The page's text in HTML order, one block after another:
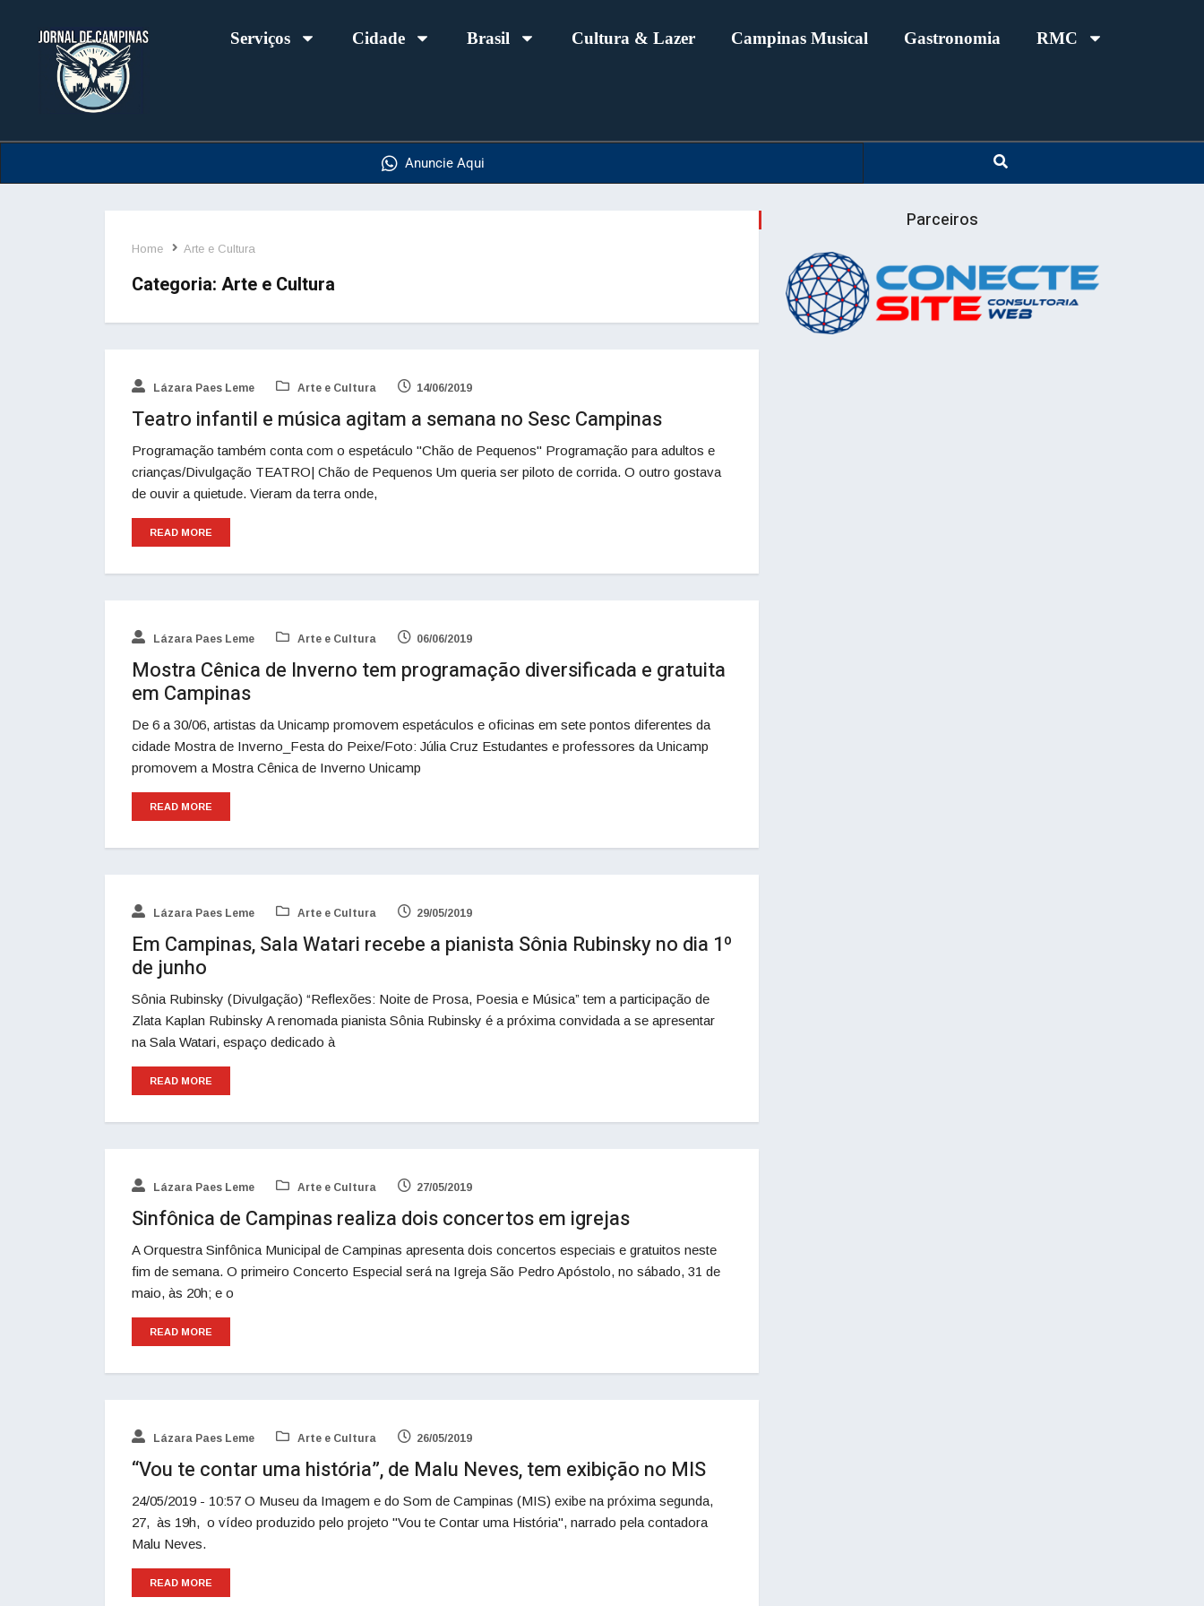
Serviços Cidade Brasil Cultura & Lazer Campinas Musical Gastronomia RMC
Anuncie Aqui
Home Arte e Cultura
Categoria: Arte e Cultura
Lázara Paes Leme Arte e Cultura 14/06/2019
Teatro infantil e música agitam a semana no Sesc Campinas
Programação também conta com o espetáculo "Chão de Pequenos" Programação para adultos e
crianças/Divulgação TEATRO| Chão de Pequenos Um queria ser piloto de corrida. O outro gostava
de ouvir a quietude. Vieram da terra onde,
READ MORE
Lázara Paes Leme Arte e Cultura 06/06/2019
Mostra Cênica de Inverno tem programação diversificada e gratuita
em Campinas
De 6 a 30/06, artistas da Unicamp promovem espetáculos e oficinas em sete pontos diferentes da
cidade Mostra de Inverno_Festa do Peixe/Foto: Júlia Cruz Estudantes e professores da Unicamp
promovem a Mostra Cênica de Inverno Unicamp
READ MORE
Lázara Paes Leme Arte e Cultura 29/05/2019
Em Campinas, Sala Watari recebe a pianista Sônia Rubinsky no dia 1º
de junho
Sônia Rubinsky (Divulgação) “Reflexões: Noite de Prosa, Poesia e Música” tem a participação de
Zlata Kaplan Rubinsky A renomada pianista Sônia Rubinsky é a próxima convidada a se apresentar
na Sala Watari, espaço dedicado à
READ MORE
Lázara Paes Leme Arte e Cultura 27/05/2019
Sinfônica de Campinas realiza dois concertos em igrejas
A Orquestra Sinfônica Municipal de Campinas apresenta dois concertos especiais e gratuitos neste
fim de semana. O primeiro Concerto Especial será na Igreja São Pedro Apóstolo, no sábado, 31 de
maio, às 20h; e o
READ MORE
Lázara Paes Leme Arte e Cultura 26/05/2019
“Vou te contar uma história”, de Malu Neves, tem exibição no MIS
24/05/2019 - 10:57 O Museu da Imagem e do Som de Campinas (MIS) exibe na próxima segunda,
27, às 19h, o vídeo produzido pelo projeto "Vou te Contar uma História", narrado pela contadora
Malu Neves.
READ MORE
Parceiros